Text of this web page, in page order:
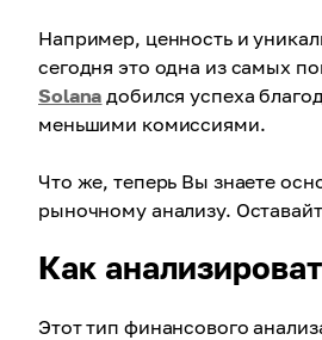
Например, ценность и
сегодня это одна из самых
Solana добился успеха
меньшими комиссиями.
Что же, теперь Вы знаете
рыночному анализу.
Как
Этот тип финансового